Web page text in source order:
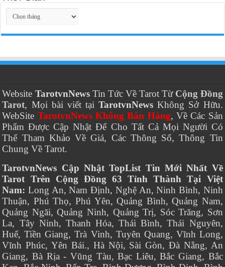
Thời
Gian
Website TarotvnNewsTin Tức Về Tarot Từ Cộng Đồng
Tarot, Mọi bài viết tạiTarotvnNews Không Sở Hữu.
WebSite TarotvnNews Không Bán Hàng, Về Các Sản
Phẩm Được Cập Nhật Để Cho Tất Cả Mọi Người Có
Thể Tham Khảo Về Giá, Các Thông Số, Thông Tin
Chung Về Tarot.
TarotvnNews Cập Nhật TopList Tin Mới Nhất Về
Tarot Trên Cộng Đồng 63 Tỉnh Thành Tại Việt
Nam: Long An, Nam Định, Nghệ An, Ninh Bình, Ninh
Thuận, Phú Thọ, Phú Yên, Quảng Bình, Quảng Nam,
Quảng Ngãi, Quảng Ninh, Quảng Trị, Sóc Trăng, Sơn
La, Tây Ninh, Thanh Hóa, Thái Bình, Thái Nguyên,
Huế, Tiền Giang, Trà Vinh, Tuyên Quang, Vĩnh Long,
Vĩnh Phúc, Yên Bái., Hà Nội, Sài Gòn, Đà Nẵng, An
Giang, Bà Rịa - Vũng Tàu, Bạc Liêu, Bắc Giang, Bắc